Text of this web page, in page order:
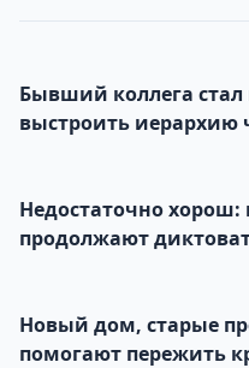
Бывший коллега
выстроить иерархию
Недостаточно
продолжают
Новый дом, старые
помогают пережить